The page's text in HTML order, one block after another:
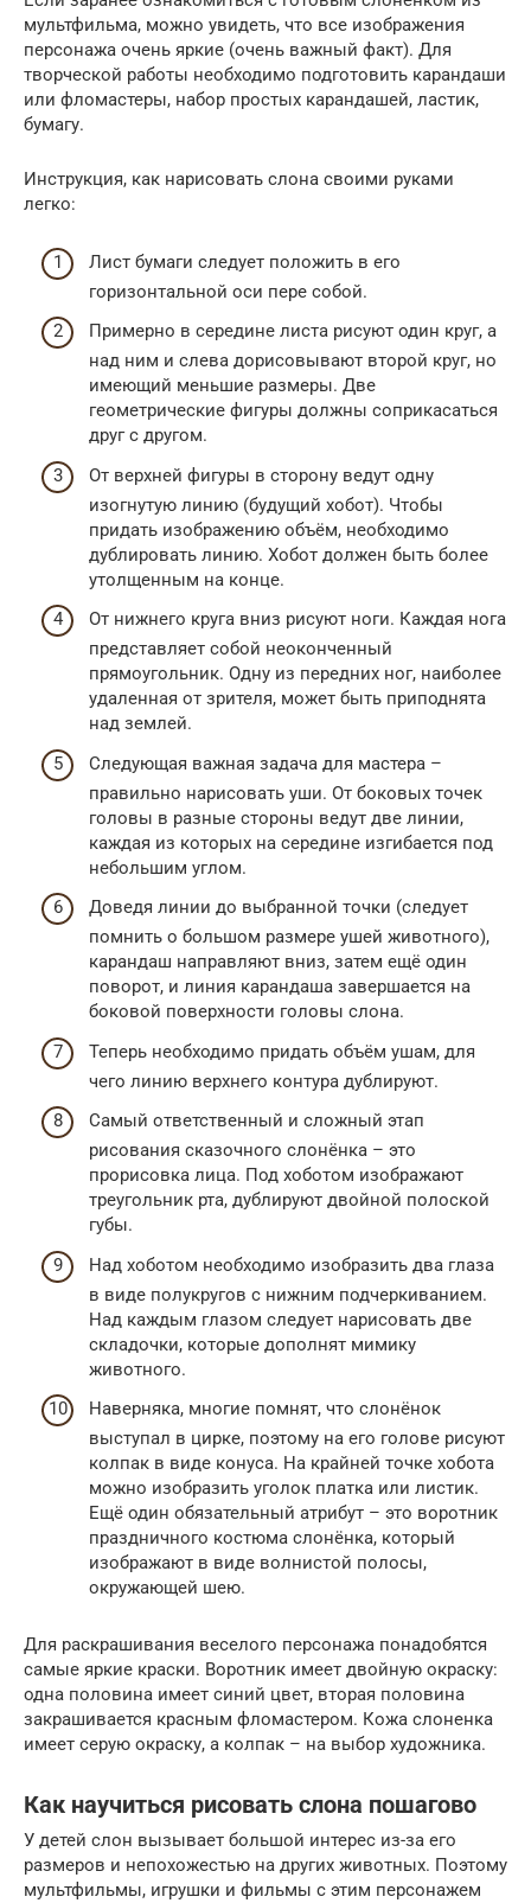
мультфильма, можно увидеть, что все изображения
персонажа очень яркие (очень важный факт). Для
творческой работы необходимо подготовить карандаши
или фломастеры, набор простых карандашей, ластик,
бумагу.
Инструкция, как нарисовать слона своими руками
легко:
Лист бумаги следует положить в его
горизонтальной оси пере собой.
Примерно в середине листа рисуют один круг, а
над ним и слева дорисовывают второй круг, но
имеющий меньшие размеры. Две
геометрические фигуры должны соприкасаться
друг с другом.
От верхней фигуры в сторону ведут одну
изогнутую линию (будущий хобот). Чтобы
придать изображению объём, необходимо
дублировать линию. Хобот должен быть более
утолщенным на конце.
От нижнего круга вниз рисуют ноги. Каждая нога
представляет собой неоконченный
прямоугольник. Одну из передних ног, наиболее
удаленная от зрителя, может быть приподнята
над землей.
Следующая важная задача для мастера –
правильно нарисовать уши. От боковых точек
головы в разные стороны ведут две линии,
каждая из которых на середине изгибается под
небольшим углом.
Доведя линии до выбранной точки (следует
помнить о большом размере ушей животного),
карандаш направляют вниз, затем ещё один
поворот, и линия карандаша завершается на
боковой поверхности головы слона.
Теперь необходимо придать объём ушам, для
чего линию верхнего контура дублируют.
Самый ответственный и сложный этап
рисования сказочного слонёнка – это
прорисовка лица. Под хоботом изображают
треугольник рта, дублируют двойной полоской
губы.
Над хоботом необходимо изобразить два глаза
в виде полукругов с нижним подчеркиванием.
Над каждым глазом следует нарисовать две
складочки, которые дополнят мимику
животного.
Наверняка, многие помнят, что слонёнок
выступал в цирке, поэтому на его голове рисуют
колпак в виде конуса. На крайней точке хобота
можно изобразить уголок платка или листик.
Ещё один обязательный атрибут – это воротник
праздничного костюма слонёнка, который
изображают в виде волнистой полосы,
окружающей шею.
Для раскрашивания веселого персонажа понадобятся
самые яркие краски. Воротник имеет двойную окраску:
одна половина имеет синий цвет, вторая половина
закрашивается красным фломастером. Кожа слоненка
имеет серую окраску, а колпак – на выбор художника.
Как научиться рисовать слона пошагово
У детей слон вызывает большой интерес из-за его
размеров и непохожестью на других животных. Поэтому
мультфильмы, игрушки и фильмы с этим персонажем